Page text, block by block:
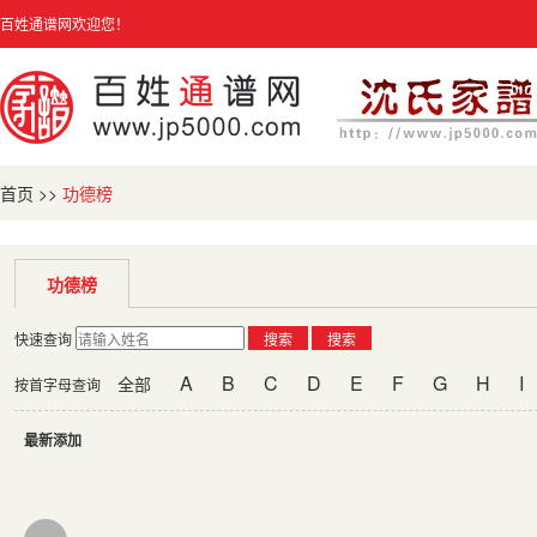
百姓通谱网欢迎您！
首页 >> 功德榜
功德榜
快速查询 搜索 搜索
按首字母查询 全部 A B C D E F G H I
最新添加